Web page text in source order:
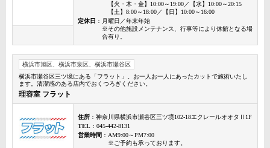
【火・木・金】10:00～19:00／【水】10:00～20:15
【土】8:00～18:00／【日】10:00～16:00
定休日 ：月曜日／年末年始
※その他施設メンテナンス、行事等により休館となる場
合有り。
横浜市旭区、横浜市泉区、横浜市瀬谷区
横浜市瀬谷区三ツ境にある「フラット」。お一人お一人にあったカットで施術いたし
ます。清潔感のある店内でおくつろぎください。
理容室 フラット
住所 ：神奈川県横浜市瀬谷区三ツ境102-18エクレールオオタⅡ1F
TEL ：045-442-8131
営業時間 ：AM9:00～PM7:00
※ご予約も承っております。